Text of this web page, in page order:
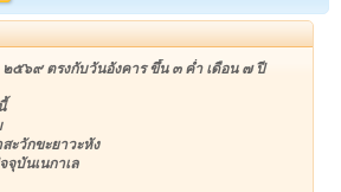
๕๖๙ ตรงกับวันอังคาร ขึ้น ๓ ค่ำ เดือน ๗ ปี
ะวักขะยาวะหัง
จุบันเนกาเล